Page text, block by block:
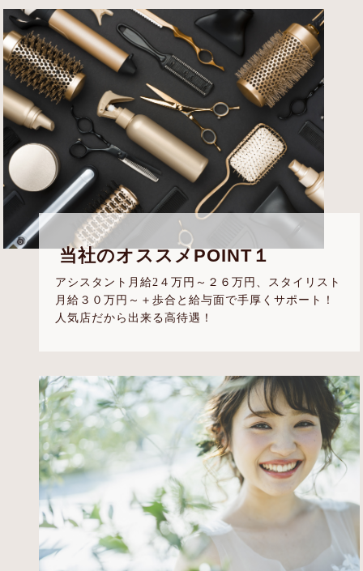
RECRUIT
当社のオススメPOINT１
アシスタント月給2４万円～２６万円、スタイリスト
月給３０万円～＋歩合と給与面で手厚くサポート！
人気店だから出来る高待遇！